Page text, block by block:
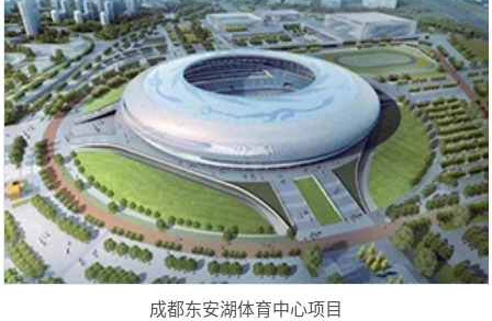
成都东安湖体育中心项目